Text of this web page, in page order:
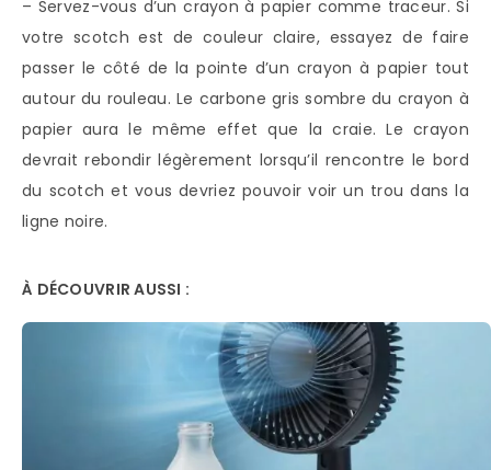
– Servez-vous d’un crayon à papier comme traceur. Si
votre scotch est de couleur claire, essayez de faire
passer le côté de la pointe d’un crayon à papier tout
autour du rouleau. Le carbone gris sombre du crayon à
papier aura le même effet que la craie. Le crayon
devrait rebondir légèrement lorsqu’il rencontre le bord
du scotch et vous devriez pouvoir voir un trou dans la
ligne noire.
À DÉCOUVRIR AUSSI :